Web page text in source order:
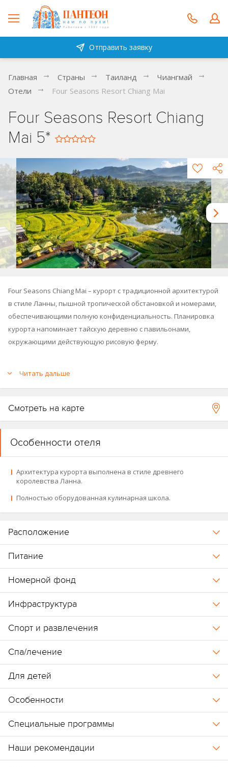
Отправить заявку
Главная Страны Таиланд
Чиангмай
Отели
Four Seasons Resort Chiang Mai
Four Seasons Resort Chiang
Mai 5*
Four Seasons Chiang Mai – курорт с традиционной архитектурой
в стиле Ланны, пышной тропической обстановкой и номерами,
обеспечивающими полную конфиденциальность. Планировка
курорта напоминает тайскую деревню с павильонами,
окружающими действующую рисовую ферму.
ландшафтных садов и рисовых террас с двумя небольшими
озерами, прудами с лилиями, водопадами и действующей
К услугам гостей 2 открытых бассейна, спа-центр, 2 теннисных
взрослых и детей, где рассказывают и учат готовить блюда
северного Таиланда.
Карта курорта.
Курорт открыт в 1995 году.
В 2003 году вошёл в коллекцию Four Seasons под названием
Four Seasons Resort Chiang Mai.
Принадлежит к сети отелей Four Seasons (
Bangkok at Chao Phraya River,Four Seasons Resort Koh Samui).
Читать дальше
Смотреть на карте
Особенности отеля
Архитектура курорта выполнена в стиле древнего
королевства Ланна.
Полностью оборудованная кулинарная школа.
Расположение
Питание
Номерной фонд
Инфраструктура
Спорт и развлечения
Спа/лечение
Для детей
Особенности
Специальные программы
Наши рекомендации